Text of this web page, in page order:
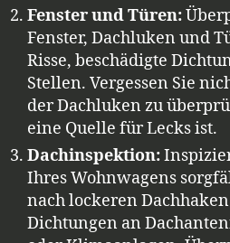
Fenster und Türen:
Fenster, Dachluken und
Risse, beschädigte
Stellen. Vergessen Sie
der Dachluken zu
eine Quelle für Lecks ist.
Dachinspektion:
Ihres Wohnwagens
nach lockeren
Dichtungen an